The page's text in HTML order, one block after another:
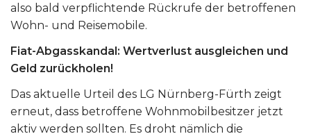
also bald verpflichtende Rückrufe der betroffenen
Wohn- und Reisemobile.
Fiat-Abgasskandal: Wertverlust ausgleichen und
Geld zurückholen!
Das aktuelle Urteil des LG Nürnberg-Fürth zeigt
erneut, dass betroffene Wohnmobilbesitzer jetzt
aktiv werden sollten. Es droht nämlich die